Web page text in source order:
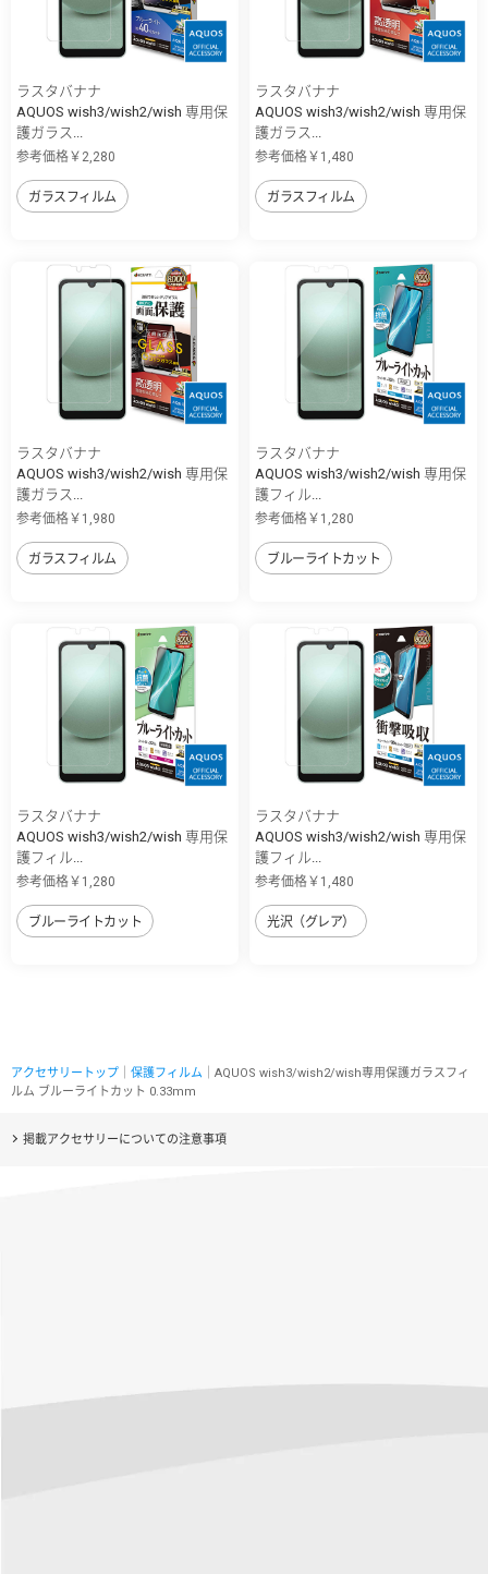
ラスタバナナ
AQUOS wish3/wish2/wish 専用保
護ガラス...
参考価格￥2,280
ガラスフィルム
ラスタバナナ
AQUOS wish3/wish2/wish 専用保
護ガラス...
参考価格￥1,480
ガラスフィルム
ラスタバナナ
AQUOS wish3/wish2/wish 専用保
護ガラス...
参考価格￥1,980
ガラスフィルム
ラスタバナナ
AQUOS wish3/wish2/wish 専用保
護フィル...
参考価格￥1,280
ブルーライトカット
ラスタバナナ
AQUOS wish3/wish2/wish 専用保
護フィル...
参考価格￥1,280
ブルーライトカット
ラスタバナナ
AQUOS wish3/wish2/wish 専用保
護フィル...
参考価格￥1,480
光沢（グレア）
アクセサリートップ 保護フィルム ｜AQUOS wish3/wish2/wish専用保護ガラスフィ
ルム ブルーライトカット 0.33mm
掲載アクセサリーについての注意事項